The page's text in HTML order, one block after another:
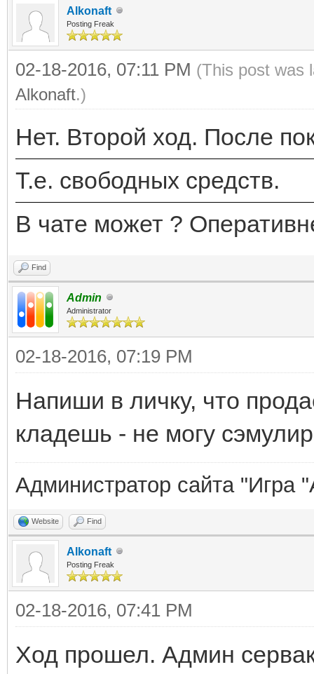
Alkonaft
Posting Freak
02-18-2016, 07:11 PM (This post was
Alkonaft.)
Нет. Второй ход. После
Т.е. свободных средств.
В чате может ?
Find
Admin
Administrator
02-18-2016, 07:19 PM
Напиши в личку, что
кладешь - не могу
Администратор сайта "Игра
Website Find
Alkonaft
Posting Freak
02-18-2016, 07:41 PM
Ход прошел. Админ